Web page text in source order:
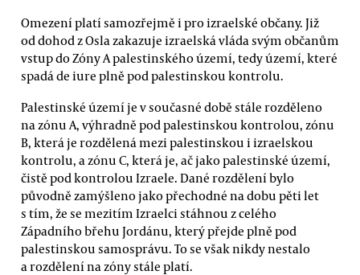
Omezení platí samozřejmě i pro izraelské občany. Již
od dohod z Osla zakazuje izraelská vláda svým občanům
vstup do Zóny A palestinského území, tedy území, které
spadá de iure plně pod palestinskou kontrolu.
Palestinské území je v současné době stále rozděleno
na zónu A, výhradně pod palestinskou kontrolou, zónu
B, která je rozdělená mezi palestinskou i izraelskou
kontrolu, a zónu C, která je, ač jako palestinské území,
čistě pod kontrolou Izraele. Dané rozdělení bylo
původně zamýšleno jako přechodné na dobu pěti let
s tím, že se mezitím Izraelci stáhnou z celého
Západního břehu Jordánu, který přejde plně pod
palestinskou samosprávu. To se však nikdy nestalo
a rozdělení na zóny stále platí.